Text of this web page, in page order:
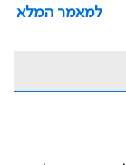
למאמר המלא